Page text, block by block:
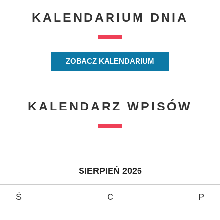
KALENDARIUM DNIA
ZOBACZ KALENDARIUM
KALENDARZ WPISÓW
SIERPIEŃ 2026
Ś C P